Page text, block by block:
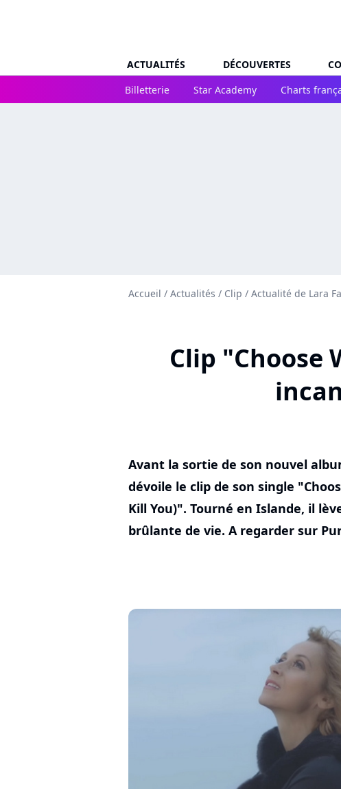
ACTUALITÉS DÉCOUVERTES
Billetterie
Star Academy Charts
Accueil / Actualités / Clip / Actualité de Lara
Clip "Choose
Avant la sortie de son nouvel
dévoile le clip de son single
Kill You)". Tourné en Islande, il
brûlante de vie. A regarder sur